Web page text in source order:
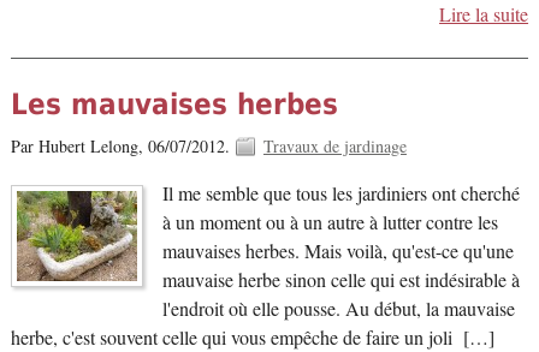
Lire la suite
Les mauvaises herbes
Par Hubert Lelong, 06/07/2012. Travaux de jardinage
Il me semble que tous les jardiniers ont cherché
à un moment ou à un autre à lutter contre les
mauvaises herbes. Mais voilà, qu'est-ce qu'une
mauvaise herbe sinon celle qui est indésirable à
l'endroit où elle pousse. Au début, la mauvaise
herbe, c'est souvent celle qui vous empêche de faire un joli […]